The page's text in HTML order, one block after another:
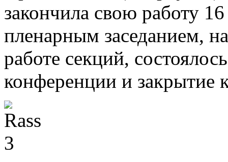
закончила свою работу
пленарным заседанием,
работе секций,
конференции и закрытие